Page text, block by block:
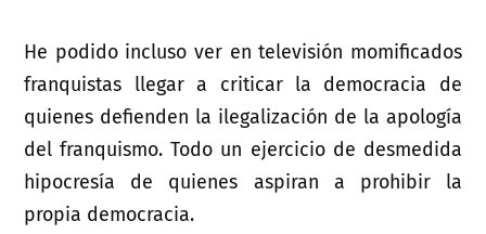
He podido incluso ver en televisión momificados
franquistas llegar a criticar la democracia de
quienes defienden la ilegalización de la apología
del franquismo. Todo un ejercicio de desmedida
hipocresía de quienes aspiran a prohibir la
propia democracia.